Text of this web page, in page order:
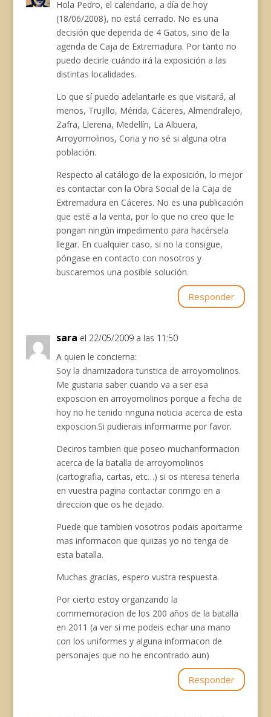
Hola Pedro, el calendario, a día de hoy
(18/06/2008), no está cerrado. No es una
decisión que dependa de 4 Gatos, sino de la
agenda de Caja de Extremadura. Por tanto no
puedo decirle cuándo irá la exposición a las
distintas localidades.
Lo que sí puedo adelantarle es que visitará, al
menos, Trujillo, Mérida, Cáceres, Almendralejo,
Zafra, Llerena, Medellín, La Albuera,
Arroyomolinos, Coria y no sé si alguna otra
población.
Respecto al catálogo de la exposición, lo mejor
es contactar con la Obra Social de la Caja de
Extremadura en Cáceres. No es una publicación
que esté a la venta, por lo que no creo que le
pongan ningún impedimento para hacérsela
llegar. En cualquier caso, si no la consigue,
póngase en contacto con nosotros y
buscaremos una posible solución.
Responder
sara el 22/05/2009 a las 11:50
A quien le concierna:
Soy la dnamizadora turistica de arroyomolinos.
Me gustaria saber cuando va a ser esa
exposcion en arroyomolinos porque a fecha de
hoy no he tenido nnguna noticia acerca de esta
exposcion.Si pudierais informarme por favor.
Deciros tambien que poseo muchanformacion
acerca de la batalla de arroyomolinos
(cartografia, cartas, etc…) si os nteresa tenerla
en vuestra pagina contactar conmgo en a
direccion que os he dejado.
Puede que tambien vosotros podais aportarme
mas informacon que quiizas yo no tenga de
esta batalla.
Muchas gracias, espero vustra respuesta.
Por cierto estoy organzando la
commemoracion de los 200 años de la batalla
en 2011 (a ver si me podeis echar una mano
con los uniformes y alguna informacon de
personajes que no he encontrado aun)
Responder